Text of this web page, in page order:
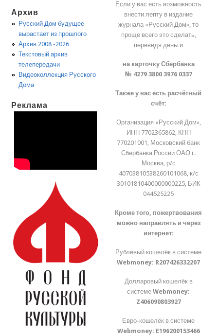
Архив
Русский Дом будущее
вырастает из прошлого
Архив 2008 -2026
Текстовый архив
телепередачи
Видеоколлекция Русского
Дома
Реклама
Если у вас есть возможность
внести лепту в издание
журнала «Русский Дом», то
проще всего это сделать,
переведя деньги
на карточку Сбербанка
№ 4279 3800 3976 0337
Также у нас есть расчётный
счёт:
Организация «Русский Дом»,
ИНН 7702365862, КПП
770201001, Московский банк
Сбербанка России ОАО г.
Москва, р/с
40703810538260101068, к/с
30101810400000000225, БИК
044525225
Кроме того, пожертвования
можно направлять и через
интернет:
Рублёвый кошелёк в системе
Webmoney: R207426332207
Долларовый кошелёк в
системеWebmoney:
Z406090803927
Евро-кошелёк в системе
Webmoney: E196200153466